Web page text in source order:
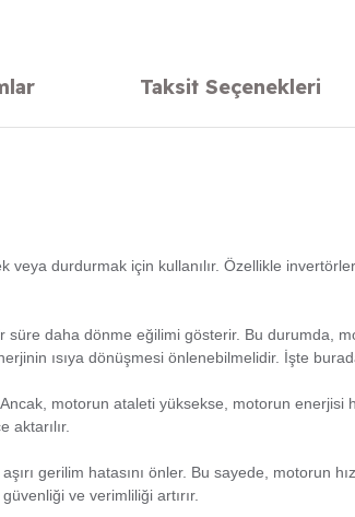
Taksit Seçenekleri
veya durdurmak için kullanılır. Özellikle
daha dönme eğilimi gösterir. Bu durumda,
ısıya dönüşmesi önlenebilmelidir. İşte
motorun ataleti yüksekse, motorun enerjisi
gerilim hatasını önler. Bu sayede, motorun
ve verimliliği artırır.